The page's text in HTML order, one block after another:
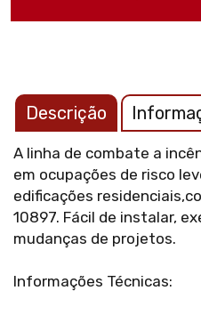
Descrição
A linha de combate a
em ocupações de risco
edificações
10897. Fácil de instalar,
mudanças de projetos.
Informações Técnicas: